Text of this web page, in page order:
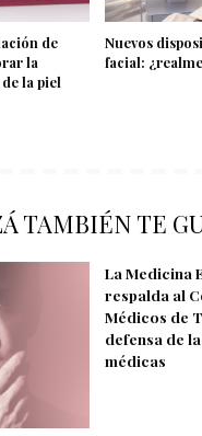
de
la
la piel
Nuevos
facial:
TAMBIÉN TE
La Medicina
respalda al
Médicos de
defensa de
médicas